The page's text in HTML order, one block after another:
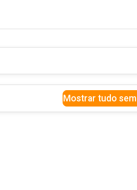
Mostrar tudo